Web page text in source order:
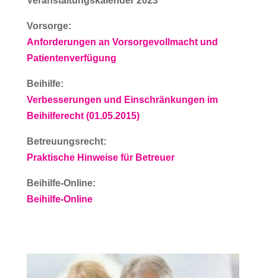
Vorsorge:
Anforderungen an Vorsorgevollmacht und
Patientenverfügung
Beihilfe:
Verbesserungen und Einschränkungen im
Beihilferecht (01.05.2015)
Betreuungsrecht:
Praktische Hinweise für Betreuer
Beihilfe-Online:
Beihilfe-Online